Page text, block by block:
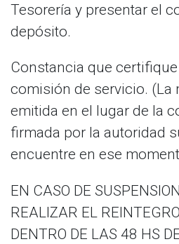
Tesorería y presentar el
depósito.
Constancia que
comisión de servicio. (La
emitida en el lugar de la
firmada por la autoridad
encuentre en ese
EN CASO DE
REALIZAR EL
DENTRO DE LAS 48 HS